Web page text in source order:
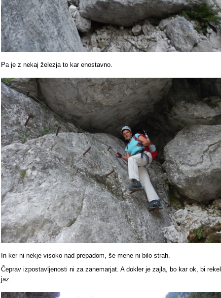
Pa je z nekaj železja to kar enostavno.
In ker ni nekje visoko nad prepadom, še mene ni bilo strah.
Čeprav izpostavljenosti ni za zanemarjat. A dokler je zajla, bo kar ok, bi rekel
jaz.